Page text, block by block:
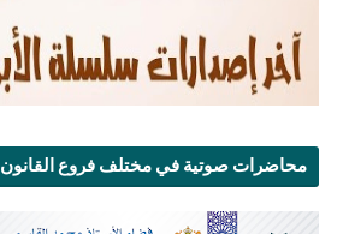
محاضرات صوتية في مختلف فروع القانون